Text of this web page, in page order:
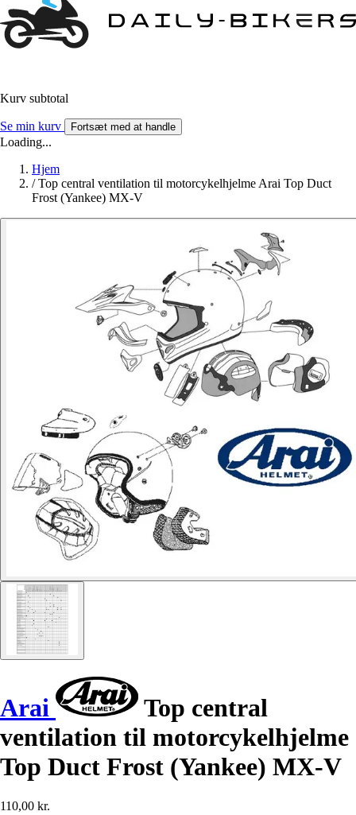
Kurv subtotal
Se min kurv Fortsæt med at handle
Loading...
Hjem
/ Top central ventilation til motorcykelhjelme Arai Top Duct
Frost (Yankee) MX-V
Arai
Top central
ventilation til motorcykelhjelme
Top Duct Frost (Yankee) MX-V
110,00 kr.